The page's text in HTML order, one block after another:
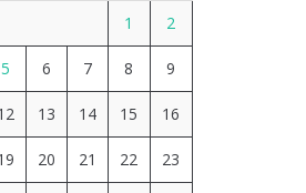
1 2
5 6 7 8 9
13 14 15 16
20 21 22 23